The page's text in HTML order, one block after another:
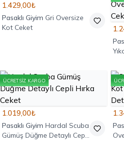
1.429,00₺
Pasaklı Giyim Gri Oversize
Kot Ceket
ÜCRETSIZ KARGO
1.019,00₺
Pasaklı Giyim Hardal Scuba
Gümüş Düğme Detaylı Cepli